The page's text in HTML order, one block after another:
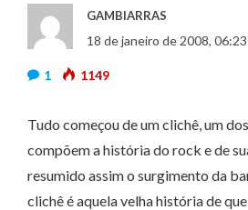
GAMBIARRAS
18 de janeiro de 2008, 06:23
1 1149
Tudo começou de um clichê, um
compõem a história do rock e de
resumido assim o surgimento da
clichê é aquela velha história de